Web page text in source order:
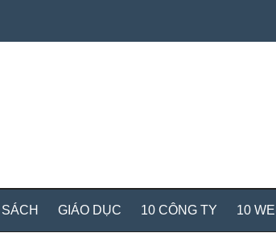
SÁCH GIÁO DỤC 10 CÔNG TY 10